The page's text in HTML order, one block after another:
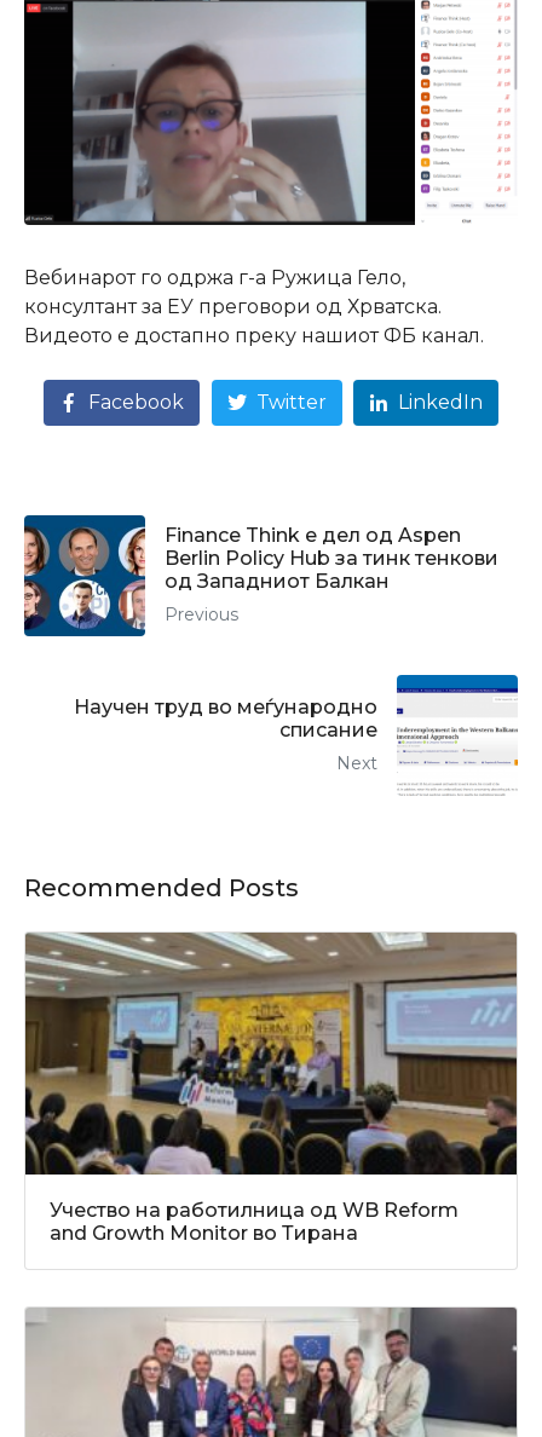
Вебинарот го одржа г-а Ружица Гело,
консултант за ЕУ преговори од Хрватска.
Видеото е достапно преку нашиот ФБ канал.
Facebook Twitter LinkedIn
Finance Think е дел од Aspen
Berlin Policy Hub за тинк тенкови
од Западниот Балкан
Previous
Научен труд во меѓународно
списание
Next
Recommended Posts
Учество на работилница од WB Reform
and Growth Monitor во Тирана